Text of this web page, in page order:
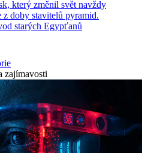
který změnil svět navždy
doby stavitelů pyramid.
starých Egypťanů
zajímavosti